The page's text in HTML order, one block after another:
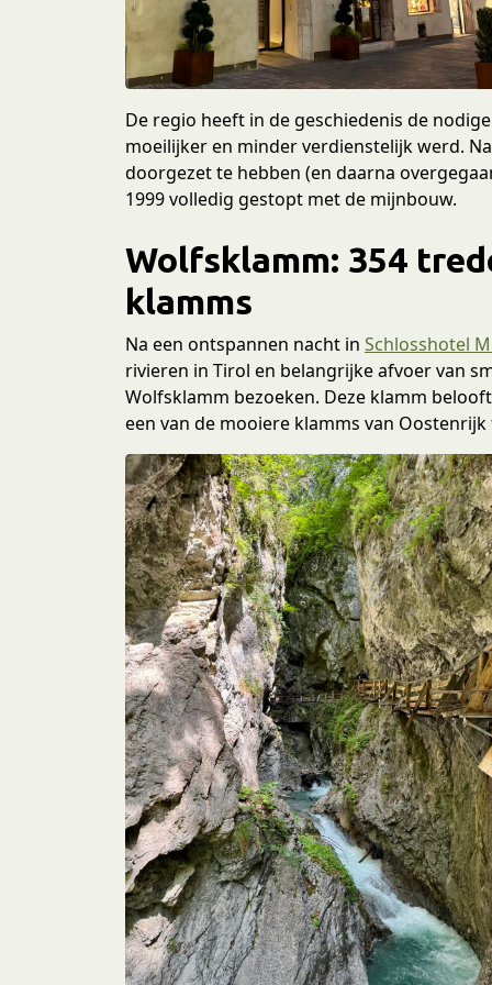
i
De regio heeft in de geschiedenis de
moeilijker en minder verdienstelijk werd.
doorgezet te hebben (en daarna
1999 volledig gestopt met de mijnbouw.
Wolfsklamm: 354
klamms
Na een ontspannen nacht in Schlosshotel
rivieren in Tirol en belangrijke afvoer van
Wolfsklamm bezoeken. Deze klamm
een van de mooiere klamms van Oostenrijk